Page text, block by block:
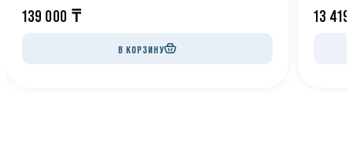
139 000 ₸
В КОРЗИНУ
13